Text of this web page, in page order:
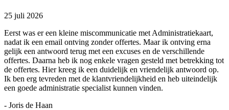
25 juli 2026
Eerst was er een kleine miscommunicatie met Administratiekaart,
nadat ik een email ontving zonder offertes. Maar ik ontving erna
gelijk een antwoord terug met een excuses en de verschillende
offertes. Daarna heb ik nog enkele vragen gesteld met betrekking tot
de offertes. Hier kreeg ik een duidelijk en vriendelijk antwoord op.
Ik ben erg tevreden met de klantvriendelijkheid en heb uiteindelijk
een goede administratie specialist kunnen vinden.
- Joris de Haan